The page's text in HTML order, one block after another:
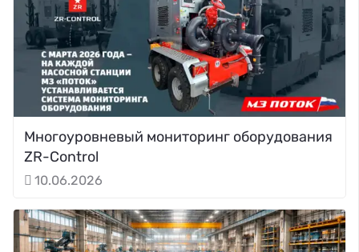
Многоуровневый мониторинг оборудования
ZR-Control
10.06.2026